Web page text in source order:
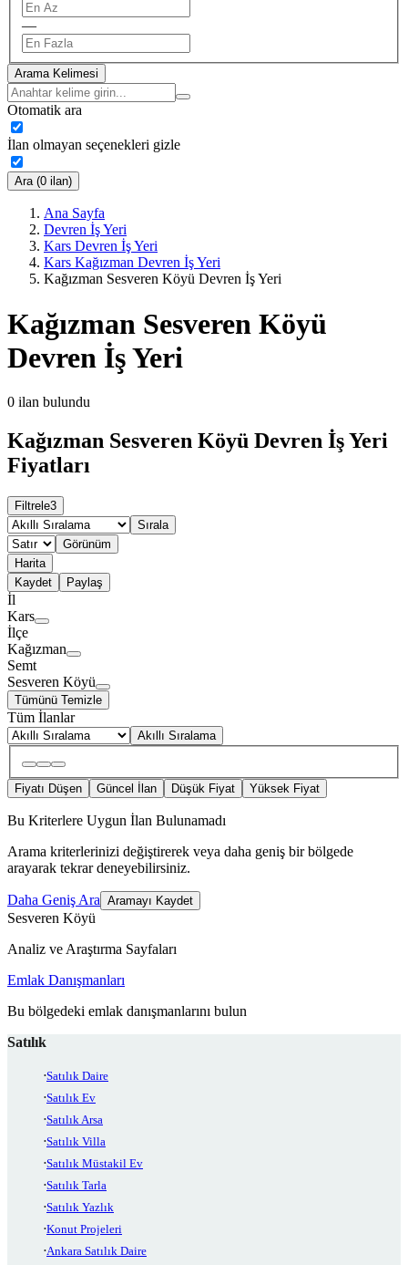
—
Arama Kelimesi
Otomatik ara
İlan olmayan seçenekleri gizle
Ara (0 ilan)
Ana Sayfa
Devren İş Yeri
Kars Devren İş Yeri
Kars Kağızman Devren İş Yeri
Kağızman Sesveren Köyü Devren İş Yeri
Kağızman Sesveren Köyü
Devren İş Yeri
0 ilan bulundu
Kağızman Sesveren Köyü Devren İş Yeri
Fiyatları
Filtrele3
Sırala
Görünüm
Harita
Kaydet
Paylaş
İl
Kars
İlçe
Kağızman
Semt
Sesveren Köyü
Tümünü Temizle
Tüm İlanlar
Akıllı Sıralama
Fiyatı Düşen Güncel İlan Düşük Fiyat Yüksek Fiyat
Bu Kriterlere Uygun İlan Bulunamadı
Arama kriterlerinizi değiştirerek veya daha geniş bir bölgede
arayarak tekrar deneyebilirsiniz.
Daha Geniş Ara Aramayı Kaydet
Sesveren Köyü
Analiz ve Araştırma Sayfaları
Emlak Danışmanları
Bu bölgedeki emlak danışmanlarını bulun
Satılık
Satılık Daire
Satılık Ev
Satılık Arsa
Satılık Villa
Satılık Müstakil Ev
Satılık Tarla
Satılık Yazlık
Konut Projeleri
Ankara Satılık Daire